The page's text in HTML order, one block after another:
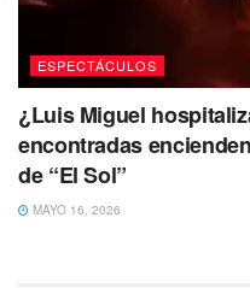
ESPECTÁCULOS
¿Luis Miguel
encontradas
de “El Sol”
MAYO 16, 2026